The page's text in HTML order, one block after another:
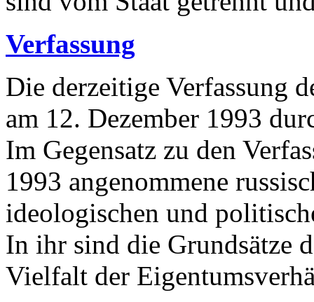
Verfassung
Die derzeitige Verfassung
am 12. Dezember 1993
Im Gegensatz zu den
1993 angenommene
ideologischen und
In ihr sind die Grundsätze
Vielfalt der